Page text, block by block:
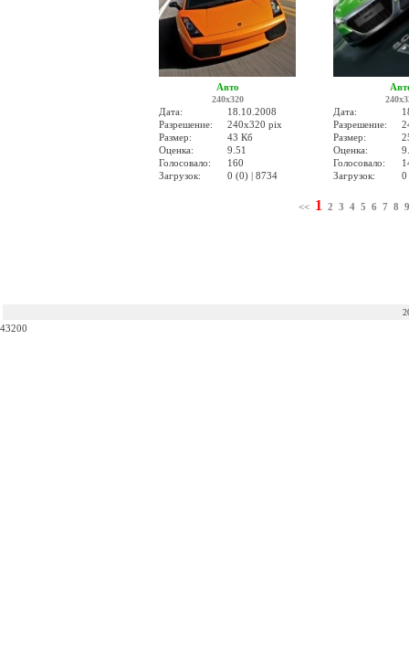
Авто
240x320
Дата:
18.10.2008
Разрешение:
240x320 pix
Размер:
43 Кб
Оценка:
9.51
Голосовало:
160
Загрузок:
0 (0) | 8734
Дата:
Разрешение:
Размер:
Оценка:
Голосовало:
Загрузок:
0
<< 1 2 3 4 5 6 7 8 9
43200